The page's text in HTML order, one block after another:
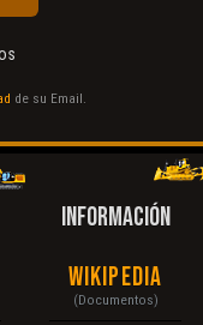
de su Email.
INFORMACIÓN
Wikipedia
(Documentos)